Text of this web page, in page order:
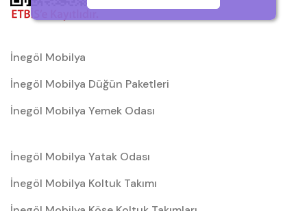
İnegöl Mobilya
İnegöl Mobilya Düğün Paketleri
İnegöl Mobilya Yemek Odası
İnegöl Mobilya Yatak Odası
İnegöl Mobilya Koltuk Takımı